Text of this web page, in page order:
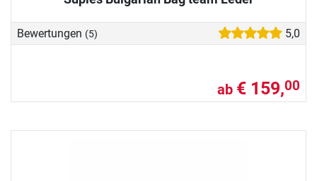
Bewertungen (5) 5,0
ab € 159,00